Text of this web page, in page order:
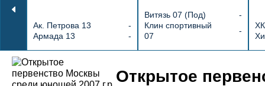
Ак. Петрова 13
-
Армада 13
-
Витязь 07 (Под)
-
Клин спортивный
07
-
Протокол и события матча Атлант
Открытое